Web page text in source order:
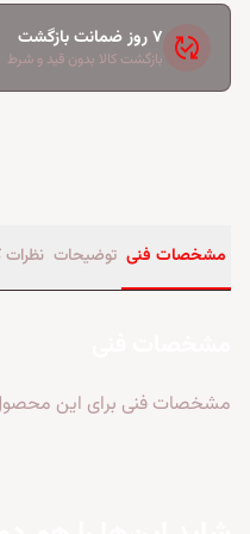
published_with_changes ۷ روز ضمانت بازگشت
بازگشت کالا بدون قید و شرط
مشخصات فنی توضیحات نظرات
مشخصات فنی برای این